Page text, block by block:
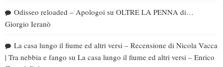
Odisseo reloaded – Apologoi su OLTRE LA PENNA di…
Giorgio Ieranò
La casa lungo il fiume ed altri versi – Recensione di Nicola Vacca
| Tra nebbia e fango su La casa lungo il fiume ed altri versi – Enrico